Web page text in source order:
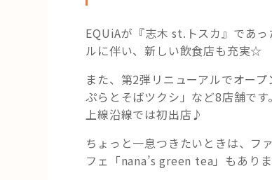
EQUiAが『志木 st.トスカ』であ
ルに伴い、新しい飲食店も充実☆
また、第2弾リニューアルでオー
ぷらとそばツクシ」など8店舗で
上線沿線では初出店♪
ちょっと一息つきたいときは、フ
フェ「nana’s green tea」もありま